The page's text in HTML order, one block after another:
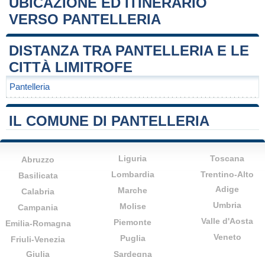
VERSO PANTELLERIA
+
−
Leaflet|Map data ©
DISTANZA TRA PANTELLERIA E LE
CITTÀ LIMITROFE
Pantelleria
IL COMUNE DI PANTELLERIA
Abruzzo
Basilicata
Calabria
Campania
Emilia-Romagna
Friuli-Venezia
Giulia
Liguria
Lombardia
Marche
Molise
Piemonte
Puglia
Sardegna
Toscana
Trentino-Alto
Adige
Umbria
Valle d'Aosta
Veneto